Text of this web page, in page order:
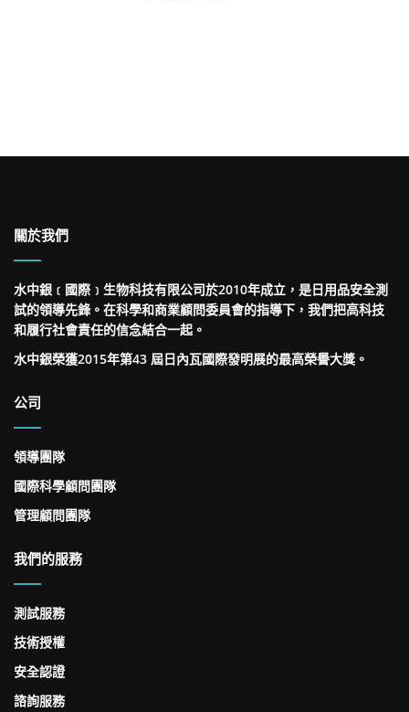
關於我們
水中銀﹝國際﹞生物科技有限公司於2010年成立，是日用品安全測
試的領導先鋒。在科學和商業顧問委員會的指導下，我們把高科技
和履行社會責任的信念結合一起。
水中銀榮獲2015年第43 屆日內瓦國際發明展的最高榮譽大獎。
公司
領導團隊
國際科學顧問團隊
管理顧問團隊
我們的服務
測試服務
技術授權
安全認證
諮詢服務